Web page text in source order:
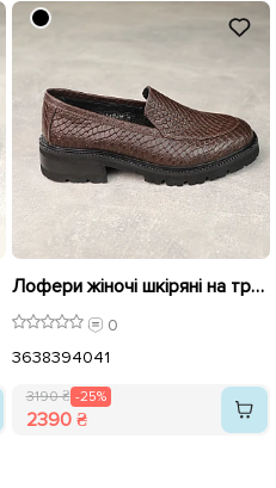
Лофери жіночі шкіряні на тракторній підошві 588274 Коричневі розпродаж
0
3638394041
3190 ₴ -25%
2390 ₴